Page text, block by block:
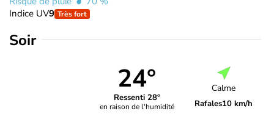
Indice UV9 Très fort
Soir
24°
Ressenti 28°
en raison de l'humidité
Calme
Rafales10 km/h